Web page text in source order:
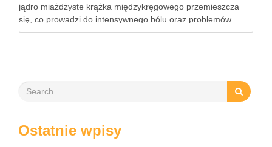
jądro miażdżyste krążka międzykręgowego przemieszcza
się, co prowadzi do intensywnego bólu oraz problemów
neurologicznych. Częstość występowania tego schorzenia
Ostatnie wpisy